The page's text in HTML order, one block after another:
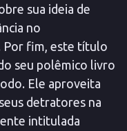
sua ideia de
no
Por fim, este título
seu polêmico livro
Ele aproveita
detratores na
intitulada